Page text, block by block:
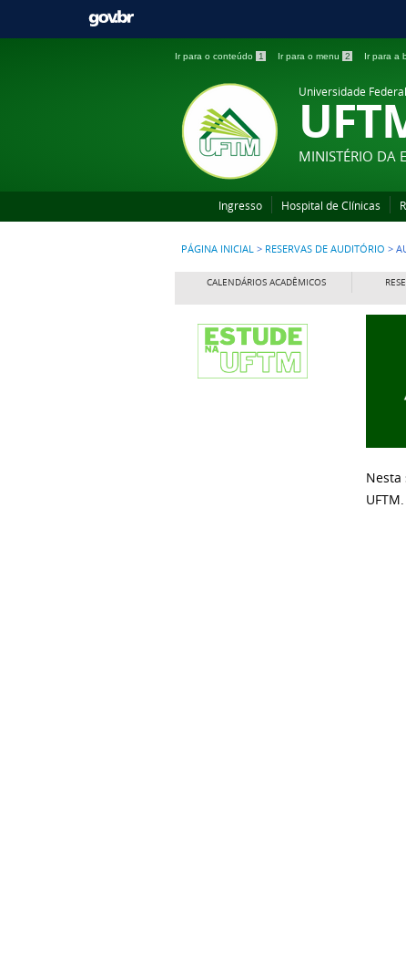
Ir para o conteúdo 1 Ir para o menu 2 Ir para a
Universidade
MINISTÉRIO DA
Ingresso Hospital de Clínicas
PÁGINA INICIAL > RESERVAS DE AUDITÓRIO >
CALENDÁRIOS ACADÊMICOS
Nesta
UFTM.